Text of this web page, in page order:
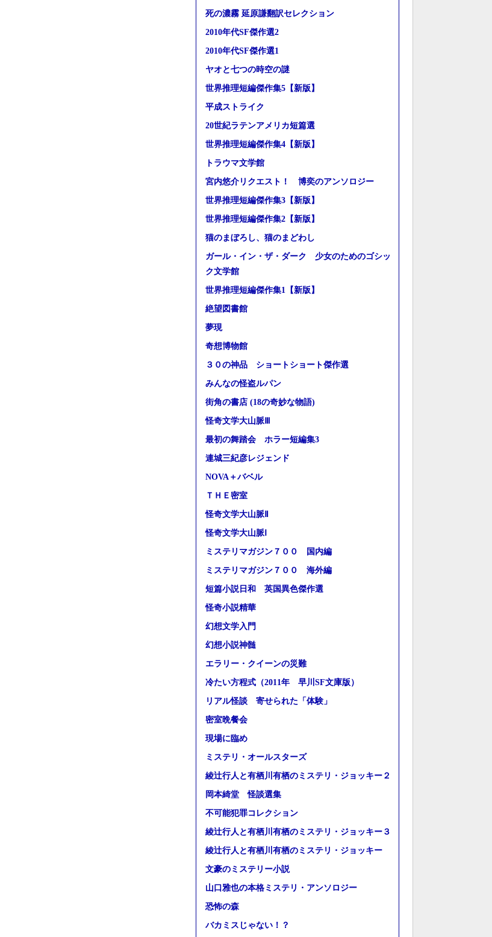
死の濃霧 延原謙翻訳セレクション
2010年代SF傑作選2
2010年代SF傑作選1
ヤオと七つの時空の謎
世界推理短編傑作集5【新版】
平成ストライク
20世紀ラテンアメリカ短篇選
世界推理短編傑作集4【新版】
トラウマ文学館
宮内悠介リクエスト！ 博奕のアンソロジー
世界推理短編傑作集3【新版】
世界推理短編傑作集2【新版】
猫のまぼろし、猫のまどわし
ガール・イン・ザ・ダーク 少女のためのゴシッ
ク文学館
世界推理短編傑作集1【新版】
絶望図書館
夢現
奇想博物館
３０の神品 ショートショート傑作選
みんなの怪盗ルパン
街角の書店 (18の奇妙な物語)
怪奇文学大山脈Ⅲ
最初の舞踏会 ホラー短編集3
連城三紀彦レジェンド
NOVA＋バベル
ＴＨＥ密室
怪奇文学大山脈Ⅱ
怪奇文学大山脈Ⅰ
ミステリマガジン７００ 国内編
ミステリマガジン７００ 海外編
短篇小説日和 英国異色傑作選
怪奇小説精華
幻想文学入門
幻想小説神髄
エラリー・クイーンの災難
冷たい方程式（2011年 早川SF文庫版）
リアル怪談 寄せられた「体験」
密室晩餐会
現場に臨め
ミステリ・オールスターズ
綾辻行人と有栖川有栖のミステリ・ジョッキー２
岡本綺堂 怪談選集
不可能犯罪コレクション
綾辻行人と有栖川有栖のミステリ・ジョッキー３
綾辻行人と有栖川有栖のミステリ・ジョッキー
文豪のミステリー小説
山口雅也の本格ミステリ・アンソロジー
恐怖の森
バカミスじゃない！？